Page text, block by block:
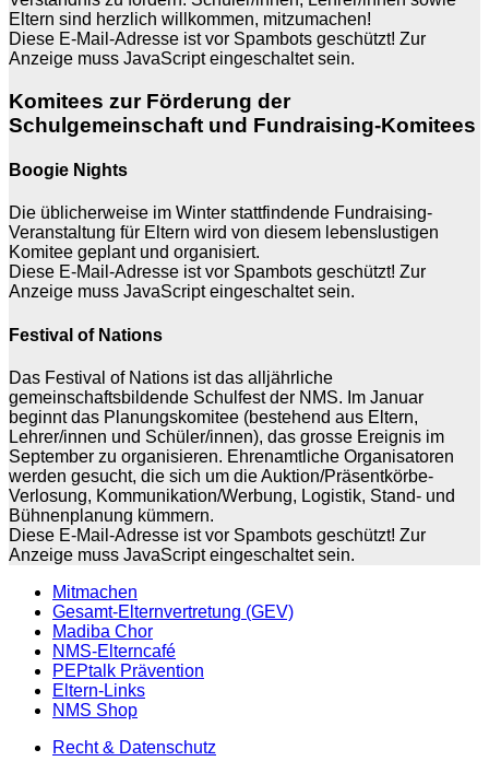
Eltern sind herzlich willkommen, mitzumachen!
Diese E-Mail-Adresse ist vor Spambots geschützt! Zur
Anzeige muss JavaScript eingeschaltet sein.
Komitees zur Förderung der
Schulgemeinschaft und Fundraising-Komitees
Boogie Nights
Die üblicherweise im Winter stattfindende Fundraising-
Veranstaltung für Eltern wird von diesem lebenslustigen
Komitee geplant und organisiert.
Diese E-Mail-Adresse ist vor Spambots geschützt! Zur
Anzeige muss JavaScript eingeschaltet sein.
Festival of Nations
Das Festival of Nations ist das alljährliche
gemeinschaftsbildende Schulfest der NMS. Im Januar
beginnt das Planungskomitee (bestehend aus Eltern,
Lehrer/innen und Schüler/innen), das grosse Ereignis im
September zu organisieren. Ehrenamtliche Organisatoren
werden gesucht, die sich um die Auktion/Präsentkörbe-
Verlosung, Kommunikation/Werbung, Logistik, Stand- und
Bühnenplanung kümmern.
Diese E-Mail-Adresse ist vor Spambots geschützt! Zur
Anzeige muss JavaScript eingeschaltet sein.
Mitmachen
Gesamt-Elternvertretung (GEV)
Madiba Chor
NMS-Elterncafé
PEPtalk Prävention
Eltern-Links
NMS Shop
Recht & Datenschutz